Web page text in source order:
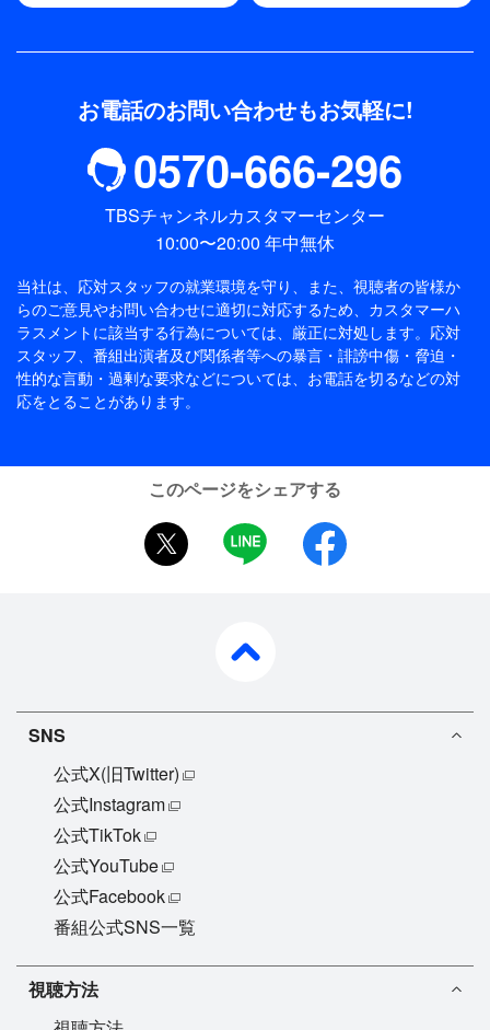
お電話のお問い合わせもお気軽に!
0570-666-296
TBSチャンネルカスタマーセンター
10:00〜20:00 年中無休
当社は、応対スタッフの就業環境を守り、また、視聴者の皆様か
らのご意見やお問い合わせに適切に対応するため、 カスタマーハ
ラスメントに該当する行為については、厳正に対処します。応対
スタッフ、番組出演者及び関係者等への暴言・誹謗中傷・脅迫・
性的な言動・過剰な要求などについては、お電話を切るなどの対
応をとることがあります。
このページをシェアする
twitter
LINE
SNS
公式X(旧Twitter)
公式Instagram
公式TikTok
公式YouTube
公式Facebook
番組公式SNS一覧
視聴方法